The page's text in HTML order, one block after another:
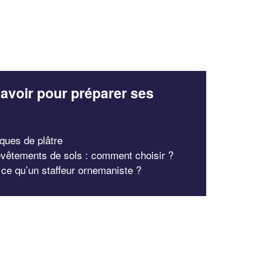
pour préparer ses
de plâtre
de sols : comment choisir ?
qu’un staffeur ornemaniste ?